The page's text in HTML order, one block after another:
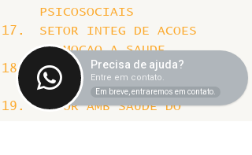
PSICOSOCIAIS
SETOR INTEG DE ACOES
PROMOCAO A SAUDE
SETOR DE SAUDE
SUPLEMENTAR
SETOR AMB SAUDE DO
Precisa de ajuda?
Entre em contato.
Em breve, entraremos em contato.